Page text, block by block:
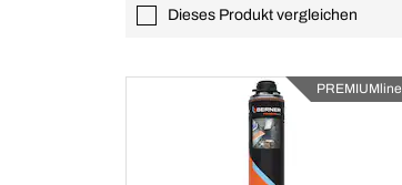
Dieses Produkt vergleichen
PREMIUMline